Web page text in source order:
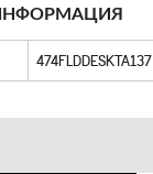
474FLDDESKTA137